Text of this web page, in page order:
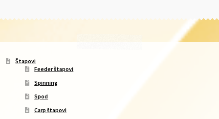
Spod
Torbe/Futrole
Štapovi
Feeder štapovi
Spinning
Spod
Carp štapovi